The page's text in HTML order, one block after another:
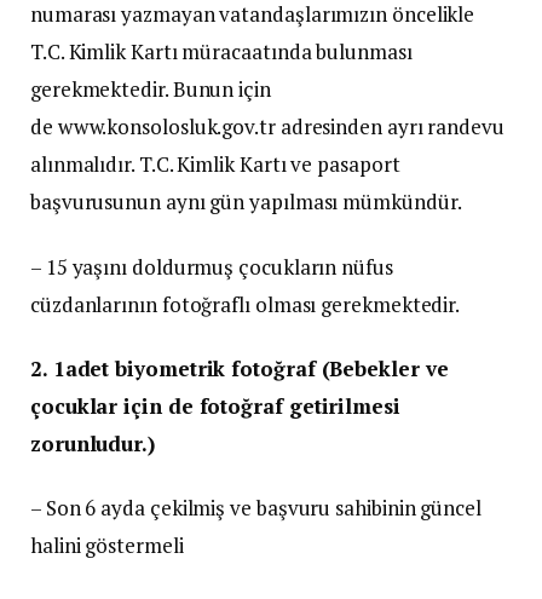
numarası yazmayan vatandaşlarımızın öncelikle
T.C. Kimlik Kartı müracaatında bulunması
gerekmektedir. Bunun için
de www.konsolosluk.gov.tr adresinden ayrı randevu
alınmalıdır. T.C. Kimlik Kartı ve pasaport
başvurusunun aynı gün yapılması mümkündür.
– 15 yaşını doldurmuş çocukların nüfus
cüzdanlarının fotoğraflı olması gerekmektedir.
2. 1adet biyometrik fotoğraf (Bebekler ve
çocuklar için de fotoğraf getirilmesi
zorunludur.)
– Son 6 ayda çekilmiş ve başvuru sahibinin güncel
halini göstermeli